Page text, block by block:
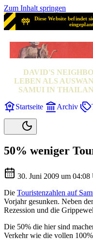
Zum Inhalt springen
Diese Website befindet
DAVID'S
LEBEN ALS
SAMUI IN
Startseite Archiv
50% weniger
30. Juni 2009 um 04:08
Die Touristenzahlen auf
Vorjahr gesunken. Neben
Rezession und die
Die 50% die hier sind
Verkehr wie die vollen